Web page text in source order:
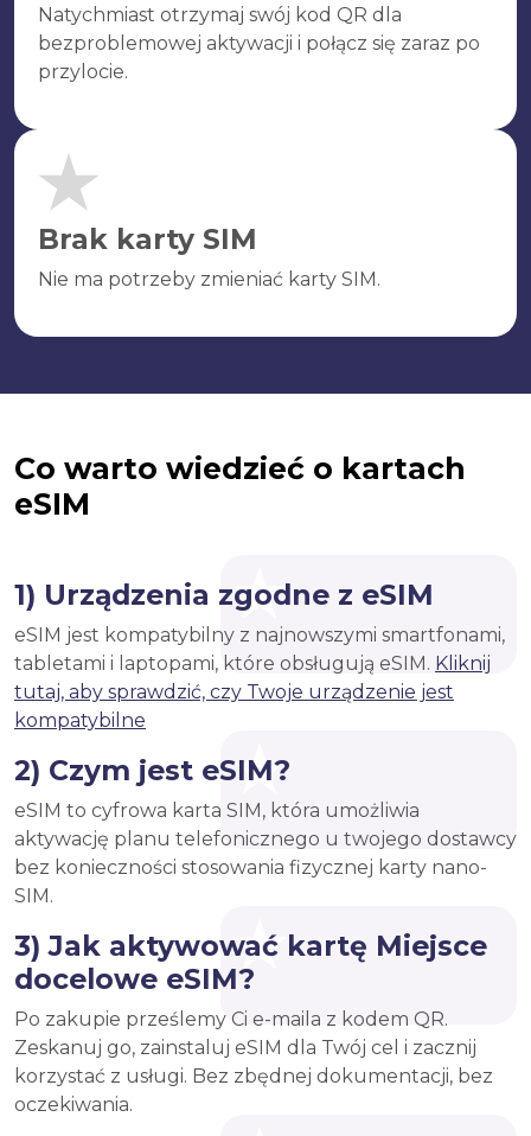
Natychmiast otrzymaj swój kod QR dla
bezproblemowej aktywacji i połącz się zaraz po
przylocie.
Brak karty SIM
Nie ma potrzeby zmieniać karty SIM.
Co warto wiedzieć o kartach
eSIM
1) Urządzenia zgodne z eSIM
eSIM jest kompatybilny z najnowszymi smartfonami,
tabletami i laptopami, które obsługują eSIM. Kliknij
tutaj, aby sprawdzić, czy Twoje urządzenie jest
kompatybilne
2) Czym jest eSIM?
eSIM to cyfrowa karta SIM, która umożliwia
aktywację planu telefonicznego u twojego dostawcy
bez konieczności stosowania fizycznej karty nano-
SIM.
3) Jak aktywować kartę Miejsce
docelowe eSIM?
Po zakupie prześlemy Ci e-maila z kodem QR.
Zeskanuj go, zainstaluj eSIM dla Twój cel i zacznij
korzystać z usługi. Bez zbędnej dokumentacji, bez
oczekiwania.